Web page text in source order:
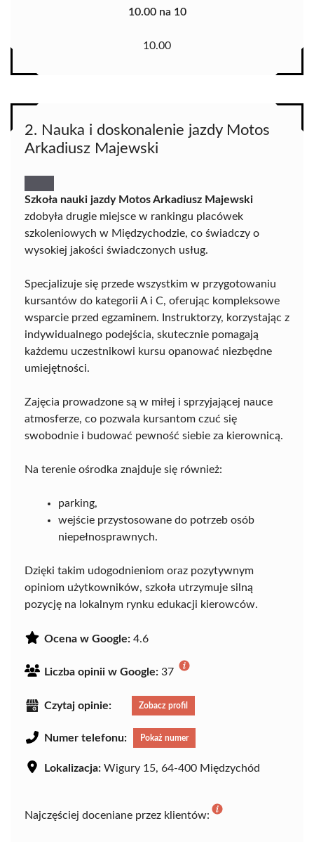
10.00 na 10
10.00
2. Nauka i doskonalenie jazdy Motos
Arkadiusz Majewski
Szkoła nauki jazdy Motos Arkadiusz Majewski
zdobyła drugie miejsce w rankingu placówek
szkoleniowych w Międzychodzie, co świadczy o
wysokiej jakości świadczonych usług.
Specjalizuje się przede wszystkim w przygotowaniu
kursantów do kategorii A i C, oferując kompleksowe
wsparcie przed egzaminem. Instruktorzy, korzystając z
indywidualnego podejścia, skutecznie pomagają
każdemu uczestnikowi kursu opanować niezbędne
umiejętności.
Zajęcia prowadzone są w miłej i sprzyjającej nauce
atmosferze, co pozwala kursantom czuć się
swobodnie i budować pewność siebie za kierownicą.
Na terenie ośrodka znajduje się również:
parking,
wejście przystosowane do potrzeb osób
niepełnosprawnych.
Dzięki takim udogodnieniom oraz pozytywnym
opiniom użytkowników, szkoła utrzymuje silną
pozycję na lokalnym rynku edukacji kierowców.
Ocena w Google: 4.6
Liczba opinii w Google: 37
Czytaj opinie: Zobacz profil
Numer telefonu: Pokaż numer
Lokalizacja: Wigury 15, 64-400 Międzychód
Najczęściej doceniane przez klientów: